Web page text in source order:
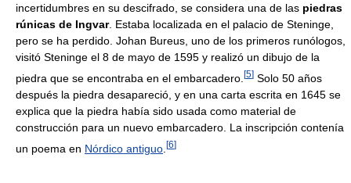
incertidumbres en su descifrado, se considera una de las piedras
rúnicas de Ingvar. Estaba localizada en el palacio de Steninge,
pero se ha perdido. Johan Bureus, uno de los primeros runólogos,
visitó Steninge el 8 de mayo de 1595 y realizó un dibujo de la
piedra que se encontraba en el embarcadero. [5] Solo 50 años
después la piedra desapareció, y en una carta escrita en 1645 se
explica que la piedra había sido usada como material de
construcción para un nuevo embarcadero. La inscripción contenía
un poema en Nórdico antiguo [6]